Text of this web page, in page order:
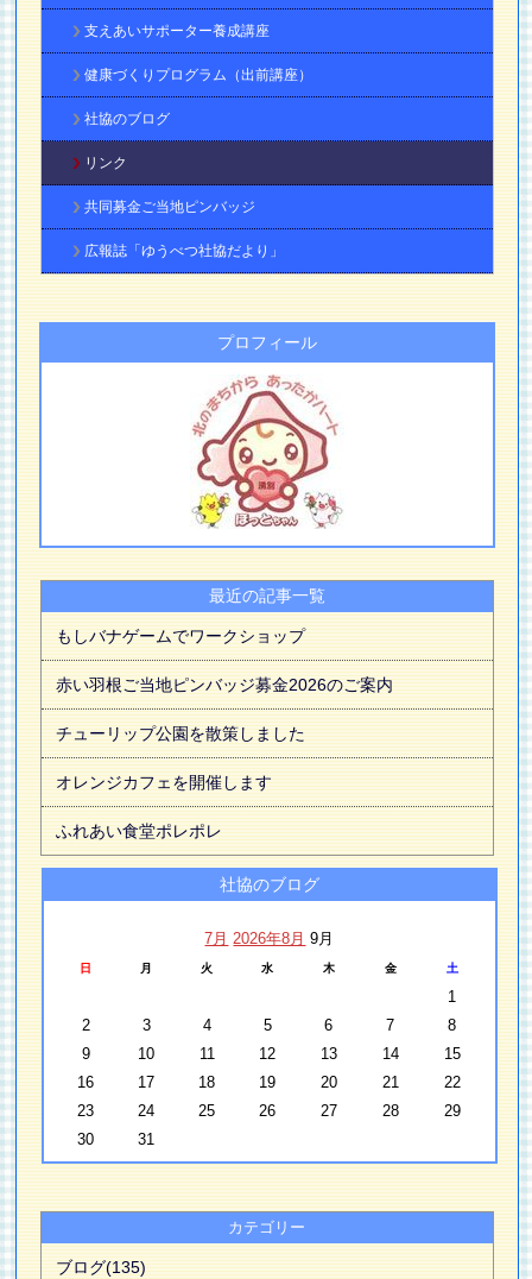
支えあいサポーター養成講座
健康づくりプログラム（出前講座）
社協のブログ
リンク
共同募金ご当地ピンバッジ
広報誌「ゆうべつ社協だより」
プロフィール
最近の記事一覧
もしバナゲームでワークショップ
赤い羽根ご当地ピンバッジ募金2026のご案内
チューリップ公園を散策しました
オレンジカフェを開催します
ふれあい食堂ポレポレ
社協のブログ
7月 2026年8月 9月
日 月 火 水 木 金 土
1
2
3 4 5 6 7
8
9
10 11 12 13 14
15
16
17 18 19 20 21
22
23
24 25 26 27 28
29
30
31
カテゴリー
ブログ(135)